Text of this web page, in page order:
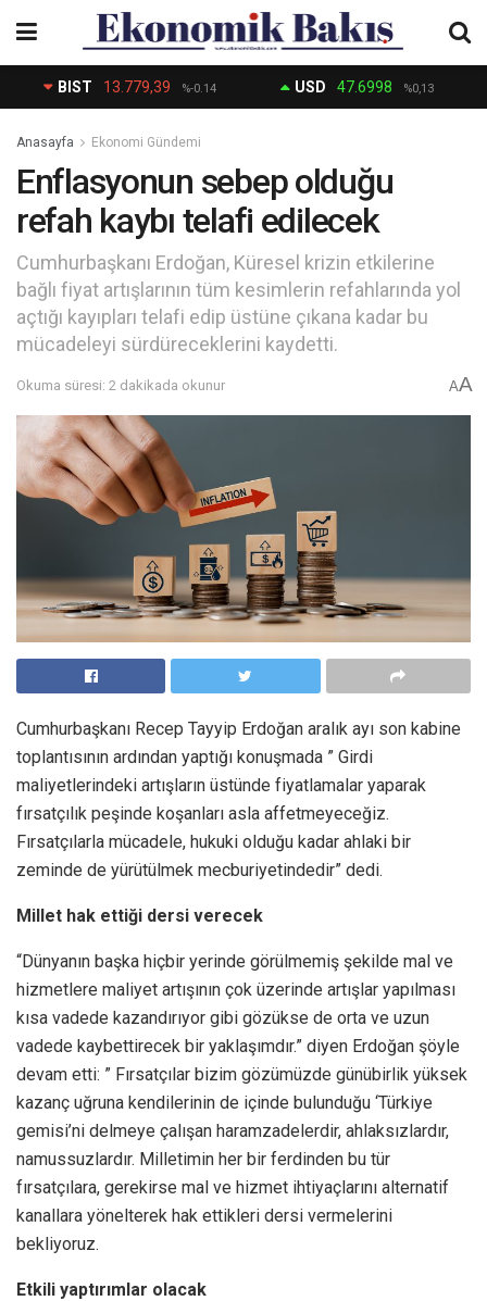
BIST 13.779,39 %-0.14 USD 47.6998 %0,13
Anasayfa Ekonomi Gündemi
Enflasyonun sebep olduğu
refah kaybı telafi edilecek
Cumhurbaşkanı Erdoğan, Küresel krizin etkilerine
bağlı fiyat artışlarının tüm kesimlerin refahlarında yol
açtığı kayıpları telafi edip üstüne çıkana kadar bu
mücadeleyi sürdüreceklerini kaydetti.
Okuma süresi: 2 dakikada okunur AA
Cumhurbaşkanı Recep Tayyip Erdoğan aralık ayı son kabine
toplantısının ardından yaptığı konuşmada ” Girdi
maliyetlerindeki artışların üstünde fiyatlamalar yaparak
fırsatçılık peşinde koşanları asla affetmeyeceğiz.
Fırsatçılarla mücadele, hukuki olduğu kadar ahlaki bir
zeminde de yürütülmek mecburiyetindedir” dedi.
Millet hak ettiği dersi verecek
“Dünyanın başka hiçbir yerinde görülmemiş şekilde mal ve
hizmetlere maliyet artışının çok üzerinde artışlar yapılması
kısa vadede kazandırıyor gibi gözükse de orta ve uzun
vadede kaybettirecek bir yaklaşımdır.” diyen Erdoğan şöyle
devam etti: ” Fırsatçılar bizim gözümüzde günübirlik yüksek
kazanç uğruna kendilerinin de içinde bulunduğu ‘Türkiye
gemisi’ni delmeye çalışan haramzadelerdir, ahlaksızlardır,
namussuzlardır. Milletimin her bir ferdinden bu tür
fırsatçılara, gerekirse mal ve hizmet ihtiyaçlarını alternatif
kanallara yönelterek hak ettikleri dersi vermelerini
bekliyoruz.
Etkili yaptırımlar olacak